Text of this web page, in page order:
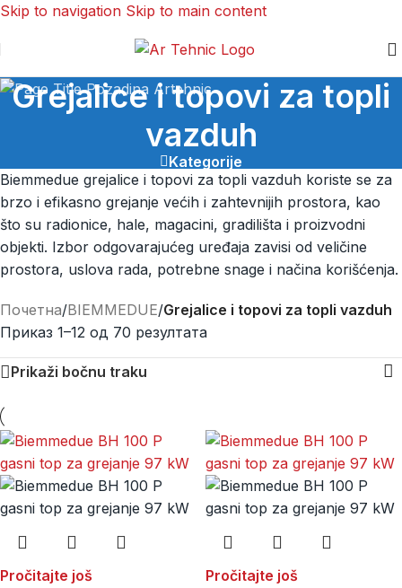
Skip to navigation Skip to main content
Grejalice i topovi za topli
vazduh
Kategorije
Biemmedue grejalice i topovi za topli vazduh koriste se za
brzo i efikasno grejanje većih i zahtevnijih prostora, kao
što su radionice, hale, magacini, gradilišta i proizvodni
objekti. Izbor odgovarajućeg uređaja zavisi od veličine
prostora, uslova rada, potrebne snage i načina korišćenja.
Почетна/BIEMMEDUE/Grejalice i topovi za topli vazduh
Приказ 1–12 од 70 резултата
Prikaži bočnu traku
Pročitajte još Pročitajte još